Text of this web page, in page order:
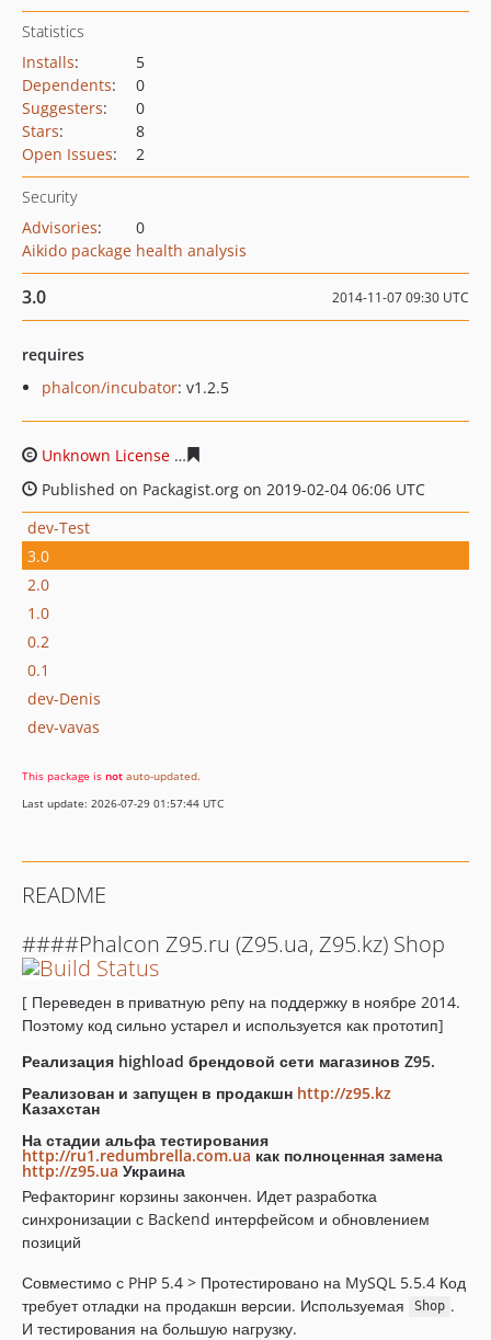
Statistics
Installs:
5
Dependents:
0
Suggesters:
0
Stars:
8
Open Issues: 2
Security
Advisories:
0
Aikido package health analysis
3.0 2014-11-07 09:30 UTC
requires
phalcon/incubator: v1.2.5
Unknown License
Published on Packagist.org on 2019-02-04 06:06 UTC
dev-Test
3.0
2.0
1.0
0.2
0.1
dev-Denis
dev-vavas
This package is not auto-updated.
Last update: 2026-07-29 01:57:44 UTC
README
####Phalcon Z95.ru (Z95.ua, Z95.kz) Shop
[ Переведен в приватную рeпу на поддержку в ноябре 2014.
Поэтому код сильно устарел и используется как прототип]
Реализация highload брендовой сети магазинов Z95.
Реализован и запущен в продакшн http://z95.kz
Казахстан
На стадии альфа тестирования
http://ru1.redumbrella.com.ua как полноценная замена
http://z95.ua Украина
Рефакторинг корзины закончен. Идет разработка
синхронизации с Backend интерфейсом и обновлением
позиций
Совместимо с PHP 5.4 > Протестировано на MySQL 5.5.4 Код
требует отладки на продакшн версии. Используемая
Shop .
И тестирования на большую нагрузку.